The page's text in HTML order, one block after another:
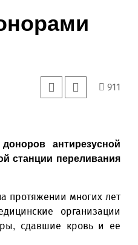
911
антирезусной
станции переливания
протяжении многих лет
организации
сдавшие кровь и ее